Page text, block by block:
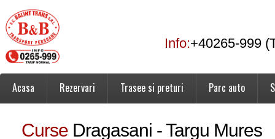
Info:+40265-999
Acasa Rezervari Trasee si preturi Parc auto
Curse Dragasani - Targu Mures